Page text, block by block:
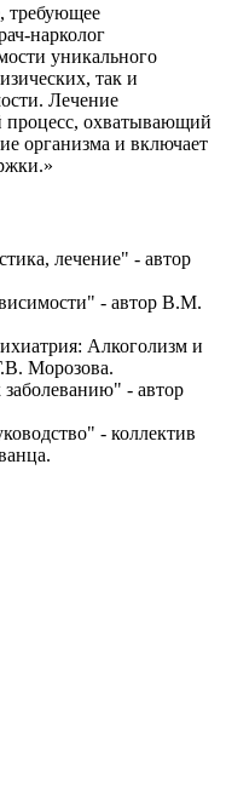
требующее
нарколог
уникального
так и
Лечение
процесс, охватывающий
организма и включает
лечение" - автор
- автор В.М.
Алкоголизм и
Морозова.
- автор
- коллектив